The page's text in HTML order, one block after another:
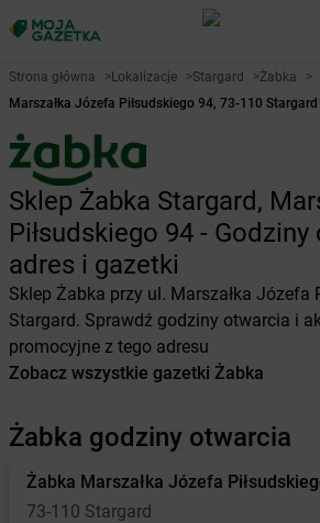
Strona główna >Lokalizacje >Stargard >Żabka
>
Marszałka Józefa Piłsudskiego 94, 73-110 Stargard
Sklep Żabka Stargard,
Piłsudskiego 94 -
adres i gazetki
Sklep Żabka przy ul. Marszałka Józefa
Stargard. Sprawdź godziny otwarcia i
promocyjne z tego adresu
Zobacz wszystkie gazetki Żabka
Żabka godziny otwarcia
Żabka Marszałka Józefa
73-110 Stargard